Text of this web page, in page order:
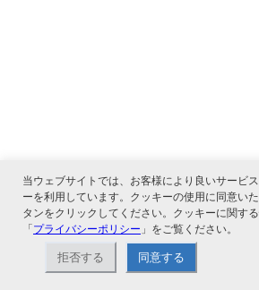
当ウェブサイトでは、お客様により良いサービ
ーを利用しています。クッキーの使用に同意い
タンをクリックしてください。クッキーに関す
「プライバシーポリシー 」をご覧ください。
拒否する 同意する